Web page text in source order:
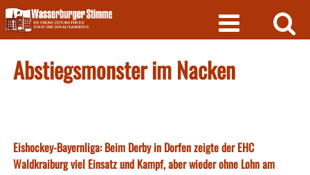
Skip
to
content
Abstiegsmonster im Nacken
Eishockey-Bayernliga: Beim Derby in Dorfen zeigte der EHC
Waldkraiburg viel Einsatz und Kampf, aber wieder ohne Lohn am